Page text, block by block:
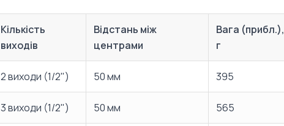
Кількість
виходів
Відстань між
центрами
Вага (прибл.),
г
2 виходи (1/2") 50 мм 395
3 виходи (1/2") 50 мм 565